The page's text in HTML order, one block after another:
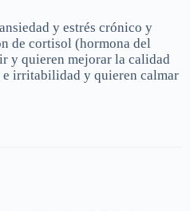
y estrés crónico y
de cortisol (hormona del
y quieren mejorar la calidad
e irritabilidad y quieren calmar